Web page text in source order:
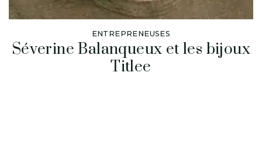
ENTREPRENEUSES
Séverine Balanqueux et les bijoux
Titlee